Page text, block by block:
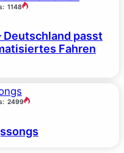
1148
Deutschland passt
Fahren
2499